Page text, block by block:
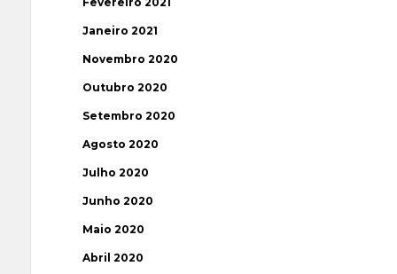
Janeiro 2021
Novembro 2020
Outubro 2020
Setembro 2020
Agosto 2020
Julho 2020
Junho 2020
Maio 2020
Abril 2020